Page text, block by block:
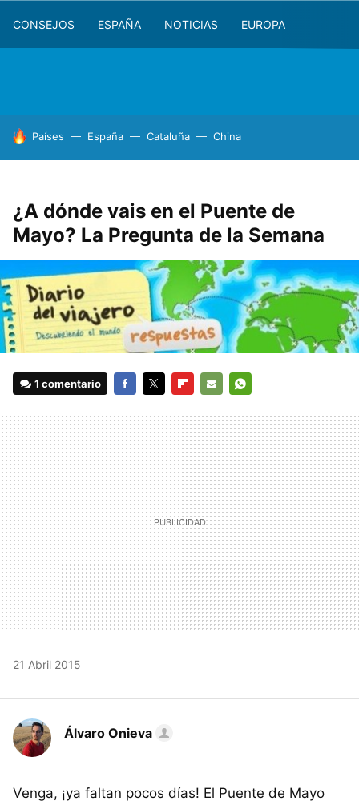
CONSEJOS ESPAÑA NOTICIAS EUROPA
HOY SE HABLA DE
Países España Cataluña China
¿A dónde vais en el Puente de
Mayo? La Pregunta de la Semana
1 comentario
MAIL
21 Abril 2015
Álvaro Onieva
Venga, ¡ya faltan pocos días! El Puente de Mayo